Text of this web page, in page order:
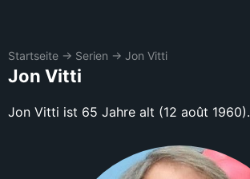
Startseite → Serien → Jon Vitti
Jon Vitti
Jon Vitti ist 65 Jahre alt (12 août 1960).